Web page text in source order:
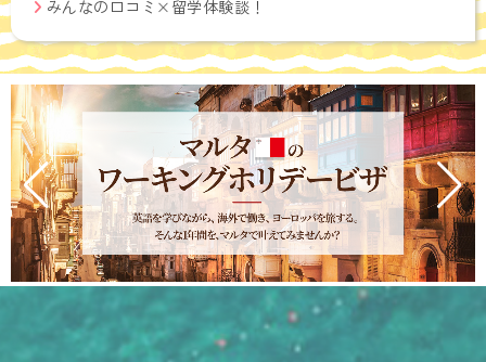
みんなの口コミ×留学体験談！